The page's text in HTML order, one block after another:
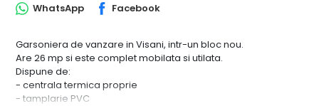
WhatsApp Facebook
Garsoniera de vanzare in Visani, intr-un bloc nou.
Are 26 mp si este complet mobilata si utilata.
Dispune de:
- centrala termica proprie
- tamplarie PVC